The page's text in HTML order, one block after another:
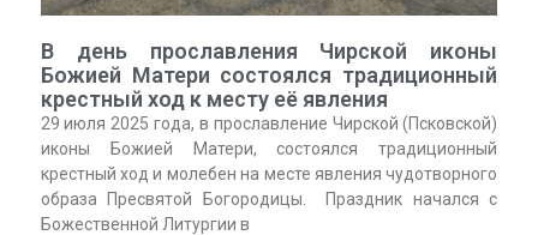
В день прославления Чирской иконы
Божией Матери состоялся традиционный
крестный ход к месту её явления
29 июля 2025 года, в прославление Чирской (Псковской)
иконы Божией Матери, состоялся традиционный
крестный ход и молебен на месте явления чудотворного
образа Пресвятой Богородицы. Праздник начался с
Божественной Литургии в